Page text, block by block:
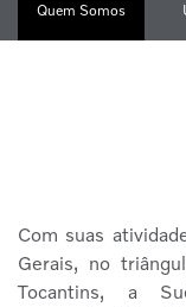
Quem Somos
Com suas
Gerais, no
Tocantins, a